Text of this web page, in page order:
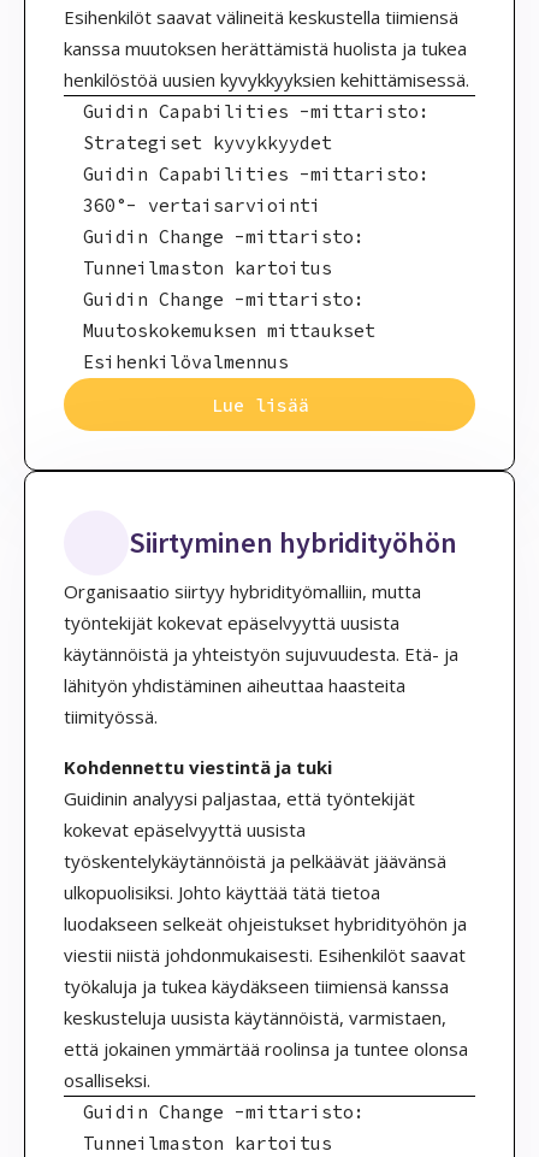
Esihenkilöt saavat välineitä keskustella tiimiensä
kanssa muutoksen herättämistä huolista ja tukea
henkilöstöä uusien kyvykkyyksien kehittämisessä.
Guidin Capabilities -mittaristo:
Strategiset kyvykkyydet
Guidin Capabilities -mittaristo:
360°- vertaisarviointi
Guidin Change -mittaristo:
Tunneilmaston kartoitus
Guidin Change -mittaristo:
Muutoskokemuksen mittaukset
Esihenkilövalmennus
Lue lisää
Siirtyminen hybridityöhön
Organisaatio siirtyy hybridityömalliin, mutta
työntekijät kokevat epäselvyyttä uusista
käytännöistä ja yhteistyön sujuvuudesta. Etä- ja
lähityön yhdistäminen aiheuttaa haasteita
tiimityössä.
Kohdennettu viestintä ja tuki
Guidinin analyysi paljastaa, että työntekijät
kokevat epäselvyyttä uusista
työskentelykäytännöistä ja pelkäävät jäävänsä
ulkopuolisiksi. Johto käyttää tätä tietoa
luodakseen selkeät ohjeistukset hybridityöhön ja
viestii niistä johdonmukaisesti. Esihenkilöt saavat
työkaluja ja tukea käydäkseen tiimiensä kanssa
keskusteluja uusista käytännöistä, varmistaen,
että jokainen ymmärtää roolinsa ja tuntee olonsa
osalliseksi.
Guidin Change -mittaristo:
Tunneilmaston kartoitus